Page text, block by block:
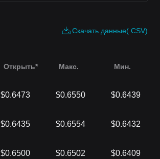
Скачать данные(.CSV)
Открыть* Макс. Мин.
$0.6473 $0.6550 $0.6439
$0.6435 $0.6554 $0.6432
$0.6500 $0.6502 $0.6409